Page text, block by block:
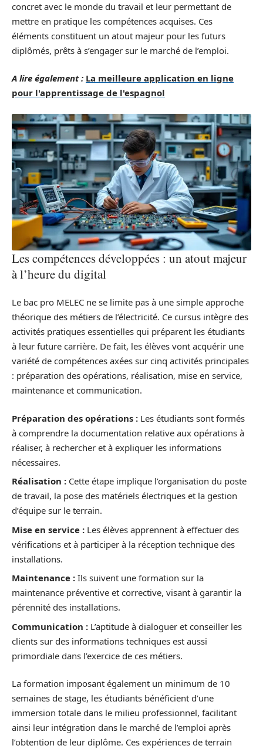
concret avec le monde du travail et leur permettant de
mettre en pratique les compétences acquises. Ces
éléments constituent un atout majeur pour les futurs
diplômés, prêts à s’engager sur le marché de l’emploi.
A lire également : La meilleure application en ligne
pour l'apprentissage de l'espagnol
Les compétences développées : un atout majeur
à l’heure du digital
Le bac pro MELEC ne se limite pas à une simple approche
théorique des métiers de l’électricité. Ce cursus intègre des
activités pratiques essentielles qui préparent les étudiants
à leur future carrière. De fait, les élèves vont acquérir une
variété de compétences axées sur cinq activités principales
: préparation des opérations, réalisation, mise en service,
maintenance et communication.
Préparation des opérations : Les étudiants sont formés
à comprendre la documentation relative aux opérations à
réaliser, à rechercher et à expliquer les informations
nécessaires.
Réalisation : Cette étape implique l’organisation du poste
de travail, la pose des matériels électriques et la gestion
d’équipe sur le terrain.
Mise en service : Les élèves apprennent à effectuer des
vérifications et à participer à la réception technique des
installations.
Maintenance : Ils suivent une formation sur la
maintenance préventive et corrective, visant à garantir la
pérennité des installations.
Communication : L’aptitude à dialoguer et conseiller les
clients sur des informations techniques est aussi
primordiale dans l’exercice de ces métiers.
La formation imposant également un minimum de 10
semaines de stage, les étudiants bénéficient d’une
immersion totale dans le milieu professionnel, facilitant
ainsi leur intégration dans le marché de l’emploi après
l’obtention de leur diplôme. Ces expériences de terrain